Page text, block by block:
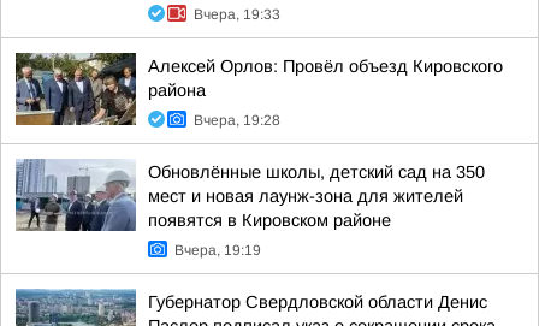
Вчера, 19:33
Алексей Орлов: Провёл объезд Кировского
района
Вчера, 19:28
Обновлённые школы, детский сад на 350
мест и новая лаунж-зона для жителей
появятся в Кировском районе
Вчера, 19:19
Губернатор Свердловской области Денис